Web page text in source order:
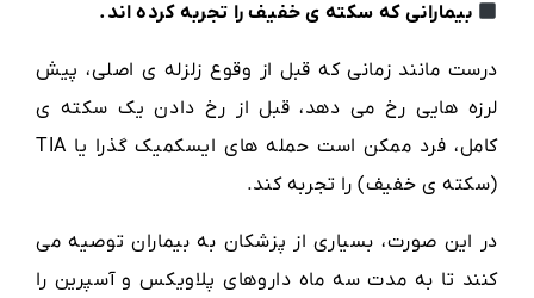
بیمارانی که سکته ی خفیف را تجربه کرده اند.
درست مانند زمانی که قبل از وقوع زلزله ی اصلی، پیش
لرزه هایی رخ می دهد، قبل از رخ دادن یک سکته ی
کامل، فرد ممکن است حمله های ایسکمیک گذرا یا TIA
(سکته ی خفیف) را تجربه کند.
در این صورت، بسیاری از پزشکان به بیماران توصیه می
کنند تا به مدت سه ماه داروهای پلاویکس و آسپرین را